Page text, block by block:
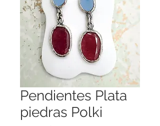
Pendientes Plata
piedras Polki